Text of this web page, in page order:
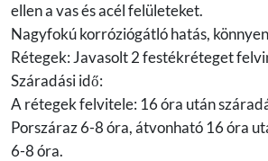
ellen a vas és acél felületeket.
Nagyfokú korróziógátló hatás,
Rétegek: Javasolt 2 festékréteget
Száradási idő:
A rétegek felvitele: 16 óra után
Porszáraz 6-8 óra, átvonható 16 óra
6-8 óra.